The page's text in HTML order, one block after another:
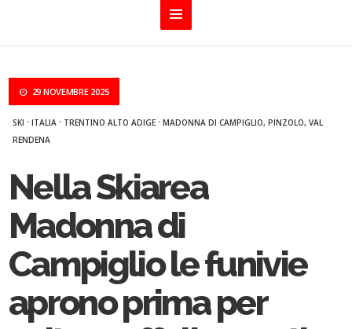
29 NOVEMBRE 2025
SKI ·ITALIA · TRENTINO ALTO ADIGE ·MADONNA DI CAMPIGLIO, PINZOLO, VAL
RENDENA
Nella Skiarea
Madonna di
Campiglio le funivie
aprono prima per